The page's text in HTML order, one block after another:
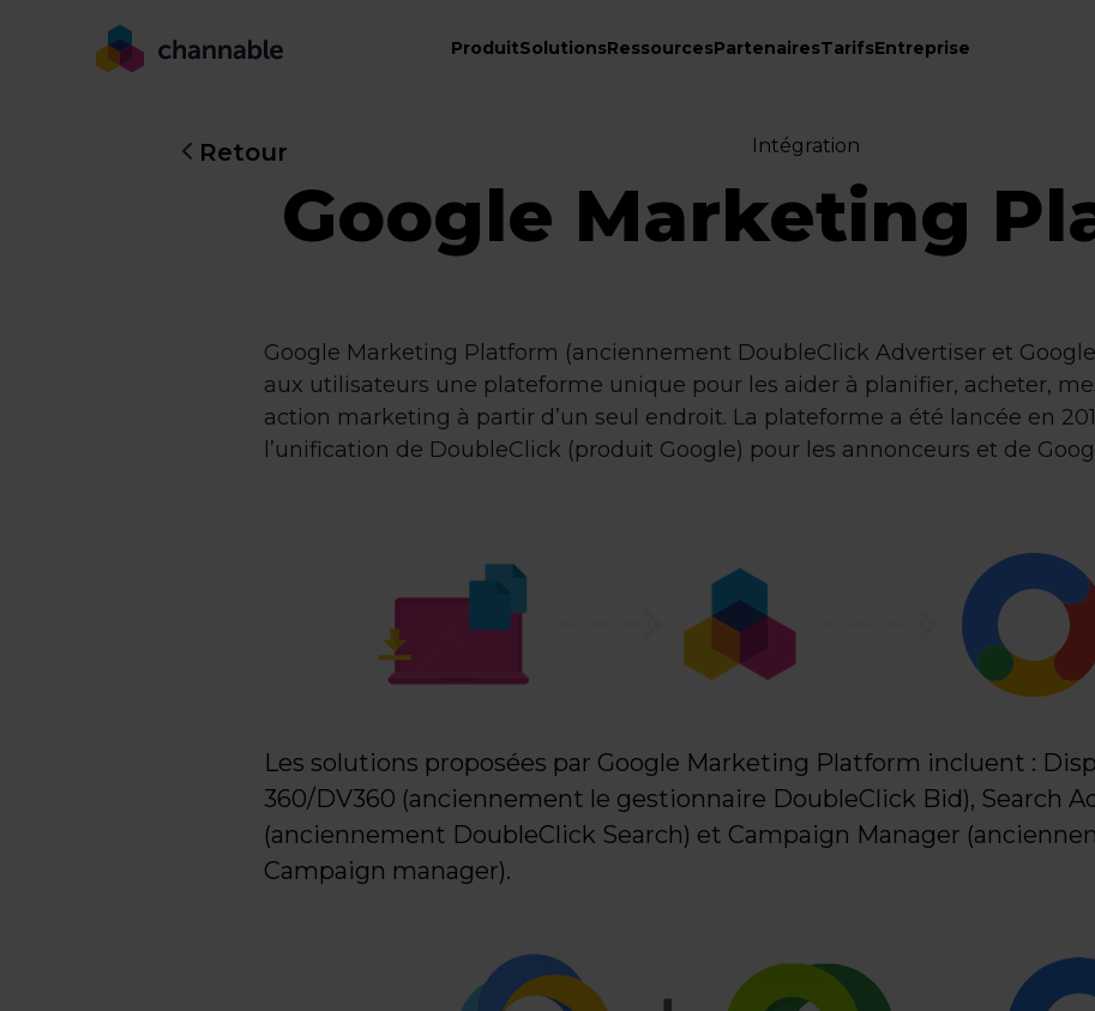
ProduitSolutionsRessourcesPartenairesTarifsEntreprise
Retour Intégration
Google Marketing
Google Marketing Platform (anciennement DoubleClick Advertiser et
aux utilisateurs une plateforme unique pour les aider à planifier, acheter,
action marketing à partir d’un seul endroit. La plateforme a été lancée en
l’unification de DoubleClick (produit Google) pour les annonceurs et de
Les solutions proposées par Google Marketing Platform incluent :
360/DV360 (anciennement le gestionnaire DoubleClick Bid), Search
(anciennement DoubleClick Search) et Campaign Manager
Campaign manager).